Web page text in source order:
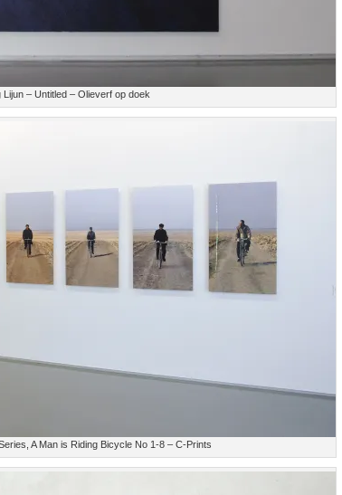
Lijun – Untitled – Olieverf op doek
A Man is Riding Bicycle No 1-8 – C-Prints